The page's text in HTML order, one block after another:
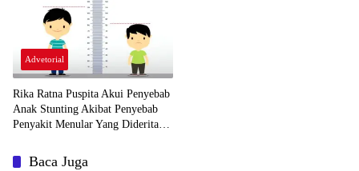
Advetorial
Rika Ratna Puspita Akui Penyebab
Anak Stunting Akibat Penyebab
Penyakit Menular Yang Diderita
Baca Juga